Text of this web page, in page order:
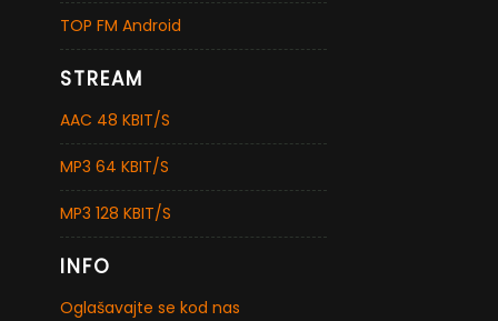
TOP FM Android
STREAM
AAC 48 KBIT/S
MP3 64 KBIT/S
MP3 128 KBIT/S
INFO
Oglašavajte se kod nas